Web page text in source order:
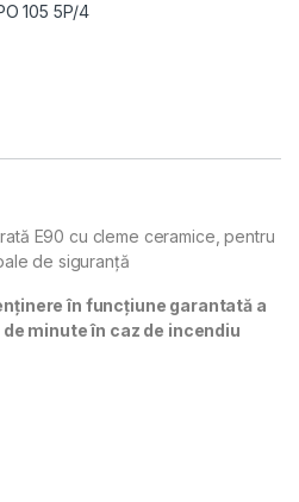
105 5P/4
E90 cu cleme ceramice, pentru
de siguranță
în funcțiune garantată a
minute în caz de incendiu